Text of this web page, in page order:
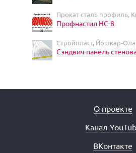
Прокат сталь профиль,
Профнастил НС-8
Стройпласт, Йошкар-Ола
Сэндвич-панель
О проекте
Канал
ВКонтакте